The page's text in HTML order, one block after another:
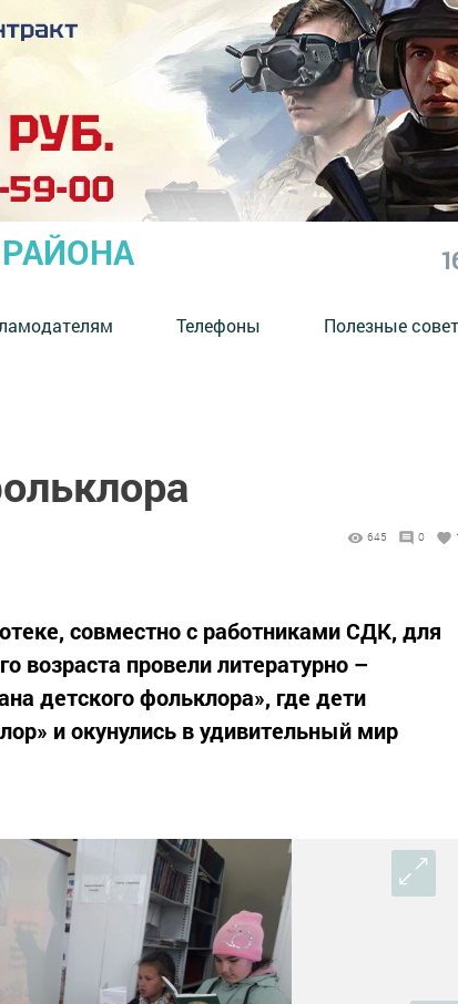
Телефоны Полезные
645 0
совместно с работниками СДК, для
возраста провели литературно –
детского фольклора», где дети
и окунулись в удивительный мир